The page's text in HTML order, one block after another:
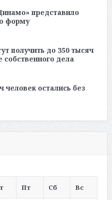
представило
форму
получить до 350 тысяч
собственного дела
человек остались без
Пт Сб Вс